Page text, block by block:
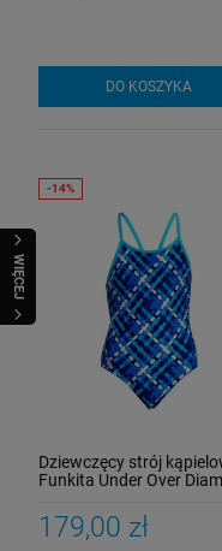
WIĘCEJ
DO KOSZYKA
Dziewczęcy strój
Funkita Under Over
179,00 zł